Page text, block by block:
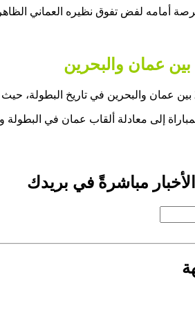
أمامه لفض تفوق نظيره العماني
بين عمان والبحرين
معادلة ألقاب عمان في البطولة وكسر العقدة في
مباشرةً في بريدك